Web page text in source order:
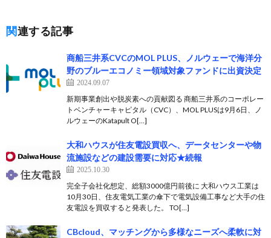
関連する記事
商船三井系CVCのMOL PLUS、ノルウェーで海洋分
野のブルーエコノミー領域対象ファンドに出資決定
2024.09.07
新期事業創出や脱炭素への貢献図る 商船三井系のコーポレー
トベンチャーキャピタル（CVC）、MOL PLUSは9月6日、ノ
ルウェーのKatapult O[…]
大和ハウスが住友電設買収へ、データセンターや物
流施設などの建設需要に対応★続報
2025.10.30
完全子会社化想定、総額3000億円前後に 大和ハウス工業は
10月30日、住友電気工業の傘下で電気設備工事など大手の住
友電設を買収すると発表した。 TO[…]
CBcloud、マッチングから多様なニーズへ柔軟に対